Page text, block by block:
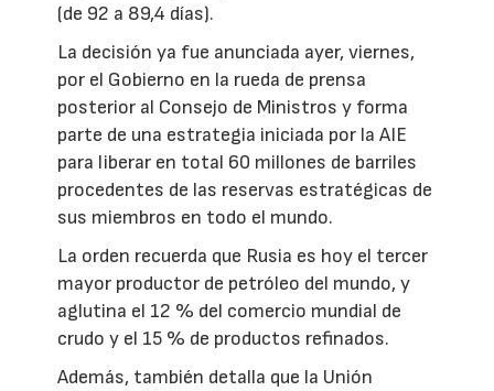
(de 92 a 89,4 días).
La decisión ya fue anunciada ayer, viernes,
por el Gobierno en la rueda de prensa
posterior al Consejo de Ministros y forma
parte de una estrategia iniciada por la AIE
para liberar en total 60 millones de barriles
procedentes de las reservas estratégicas de
sus miembros en todo el mundo.
La orden recuerda que Rusia es hoy el tercer
mayor productor de petróleo del mundo, y
aglutina el 12 % del comercio mundial de
crudo y el 15 % de productos refinados.
Además, también detalla que la Unión